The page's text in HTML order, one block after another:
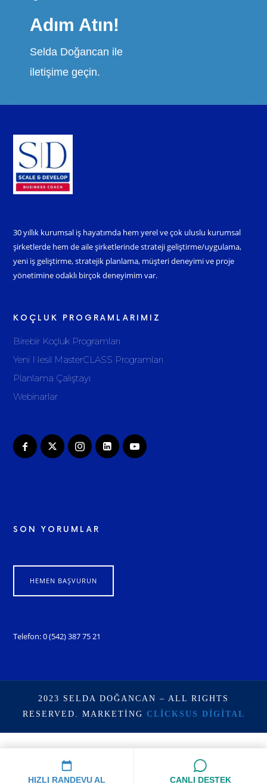
Adım Atın!
Selda Doğancan ile
iletişime geçin.
30 yıllık kurumsal iş hayatımda hem yerel ve çok uluslu kurumsal
şirketlerde hem de aile şirketlerinde strateji geliştirme/uygulama,
yeni iş geliştirme, stratejik planlama, müşteri deneyimi ve proje
yönetimine odaklı birçok deneyimim var.
KOÇLUK PROGRAMLARIMIZ
Birebir Koçluk Programları
Yeni Nesil MasterCLASS Programları
Planlama Çalıştayı
Webinarlar
SON YORUMLAR
HEMEN BAŞVURUN
Telefon: 0 (542) 387 75 21
2023 SELDA DOĞANCAN – ALL RIGHTS
RESERVED. MARKETING CLICKSUS DIGITAL
HIZLI RANDEVU AL CANLI DESTEK